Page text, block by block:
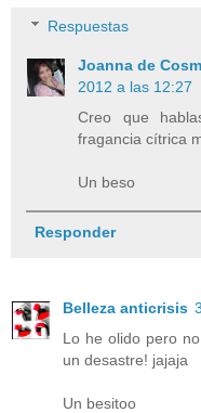
Respuestas
Joanna de
2012 a las 12:27
Creo que
fragancia cítrica
Un beso
Responder
Belleza anticrisis
Lo he olido pero
un desastre! jajaja
Un besitoo